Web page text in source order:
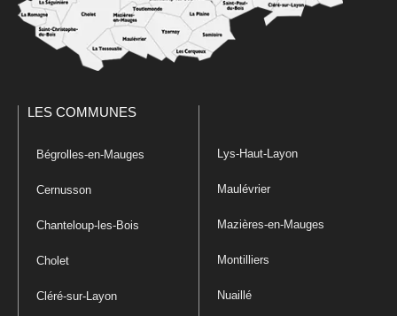
LES COMMUNES
Bégrolles-en-Mauges
Cernusson
Chanteloup-les-Bois
Cholet
Cléré-sur-Layon
Lys-Haut-Layon
Maulévrier
Mazières-en-Mauges
Montilliers
Nuaillé